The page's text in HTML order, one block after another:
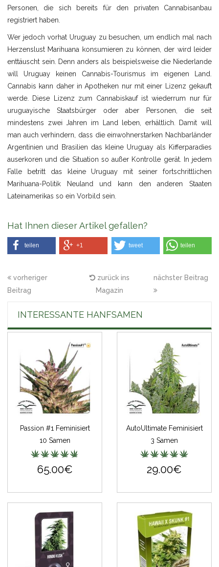
Personen, die sich bereits für den privaten Cannabisanbau
registriert haben.
Wer jedoch vorhat Uruguay zu besuchen, um endlich mal nach
Herzenslust Marihuana konsumieren zu können, der wird leider
enttäuscht sein. Denn anders als beispielsweise die Niederlande
will Uruguay keinen Cannabis-Tourismus im eigenen Land.
Cannabis kann daher in Apotheken nur mit einer Lizenz gekauft
werde. Diese Lizenz zum Cannabiskauf ist wiederrum nur für
uruguayische Staatsbürger oder aber Personen, die seit
mindestens zwei Jahren im Land leben, erhältlich. Damit will
man auch verhindern, dass die einwohnerstarken Nachbarländer
Argentinien und Brasilien das kleine Uruguay als Kifferparadies
auserkoren und die Situation so außer Kontrolle gerät. In jedem
Falle betritt das kleine Uruguay mit seiner fortschrittlichen
Marihuana-Politik Neuland und kann den anderen Staaten
Lateinamerikas so ein Vorbild sein.
Hat Ihnen dieser Artikel gefallen?
teilen +1 tweet teilen
vorheriger
Beitrag
zurück ins
Magazin
nächster Beitrag
INTERESSANTE HANFSAMEN
Passion #1 Feminisiert
10 Samen
65.00€
AutoUltimate Feminisiert
3 Samen
29.00€